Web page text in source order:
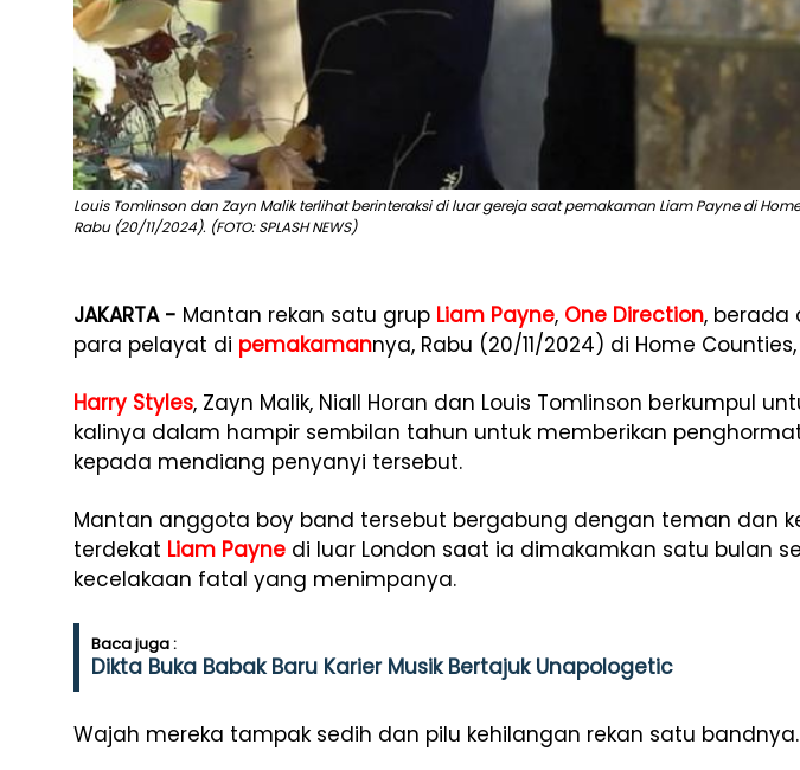
Louis Tomlinson dan Zayn Malik terlihat berinteraksi di luar gereja saat pemakaman Liam Payne di
Rabu (20/11/2024). (FOTO: SPLASH NEWS)
JAKARTA - Mantan rekan satu grup Liam Payne, One Direction, berada
para pelayat di pemakamannya, Rabu (20/11/2024) di Home
Harry Styles, Zayn Malik, Niall Horan dan Louis Tomlinson berkumpul
kalinya dalam hampir sembilan tahun untuk memberikan
kepada mendiang penyanyi tersebut.
Mantan anggota boy band tersebut bergabung dengan teman dan
terdekat Liam Payne di luar London saat ia dimakamkan satu bulan
kecelakaan fatal yang menimpanya.
Baca juga :
Dikta Buka Babak Baru Karier Musik Bertajuk Unapologetic
Wajah mereka tampak sedih dan pilu kehilangan rekan satu bandnya.